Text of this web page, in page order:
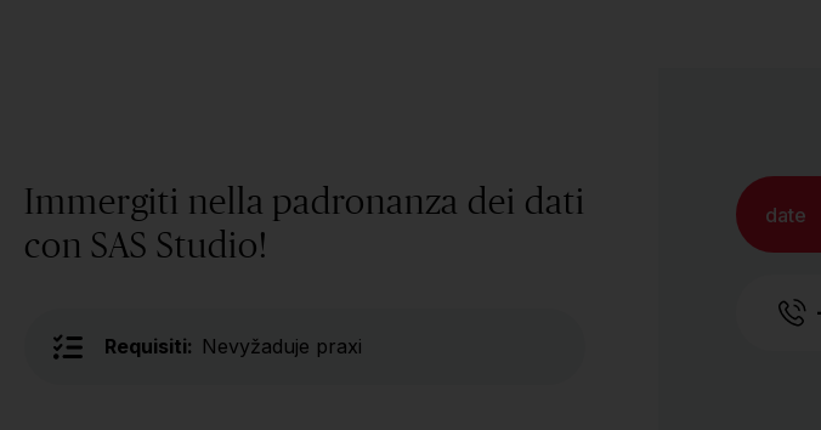
Immergiti nella padronanza dei dati
con SAS Studio!
Requisiti: Nevyžaduje praxi
date